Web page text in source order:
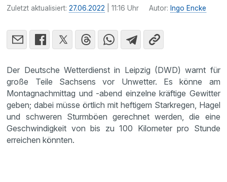
Zuletzt aktualisiert:27.06.2022 | 11:16 Uhr Autor: Ingo Encke
Der Deutsche Wetterdienst in Leipzig (DWD) warnt für
große Teile Sachsens vor Unwetter. Es könne am
Montagnachmittag und -abend einzelne kräftige Gewitter
geben; dabei müsse örtlich mit heftigem Starkregen, Hagel
und schweren Sturmböen gerechnet werden, die eine
Geschwindigkeit von bis zu 100 Kilometer pro Stunde
erreichen könnten.